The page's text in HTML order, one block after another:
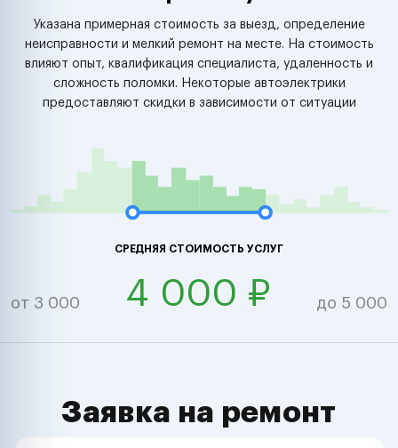
Указана примерная стоимость за выезд, определение
неисправности и мелкий ремонт на месте. На стоимость
влияют опыт, квалификация специалиста, удаленность и
сложность поломки. Некоторые автоэлектрики
предоставляют скидки в зависимости от ситуации
СРЕДНЯЯ СТОИМОСТЬ УСЛУГ
от 3 000 4 000 ₽ до 5 000
Заявка на ремонт